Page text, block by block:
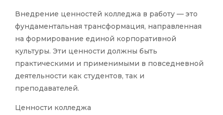
Внедрение ценностей колледжа в работу — это
фундаментальная трансформация, направленная
на формирование единой корпоративной
культуры. Эти ценности должны быть
практическими и применимыми в повседневной
деятельности как студентов, так и
преподавателей.
Ценности колледжа